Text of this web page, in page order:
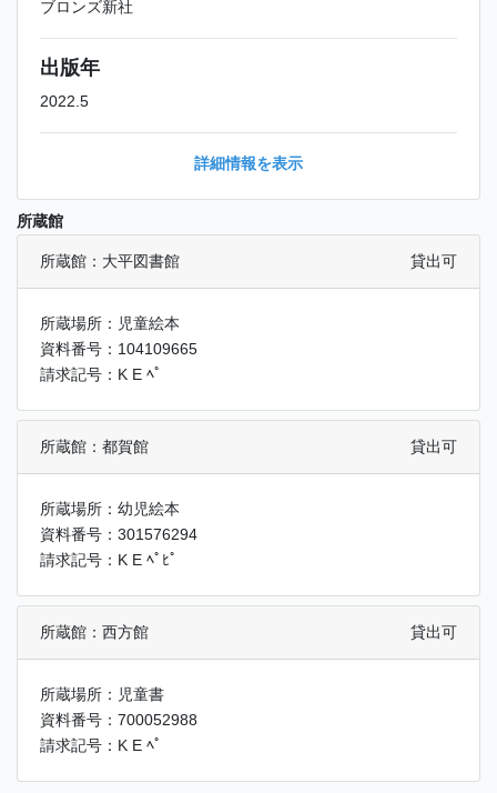
ブロンズ新社
出版年
2022.5
詳細情報を表示
所蔵館
所蔵館：大平図書館 貸出可
所蔵場所：児童絵本
資料番号：104109665
請求記号：K E ﾍﾟ
所蔵館：都賀館 貸出可
所蔵場所：幼児絵本
資料番号：301576294
請求記号：K E ﾍﾟﾋﾟ
所蔵館：西方館 貸出可
所蔵場所：児童書
資料番号：700052988
請求記号：K E ﾍﾟ